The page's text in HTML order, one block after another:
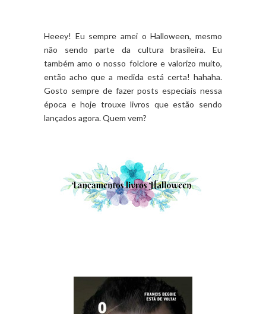
Heeey! Eu sempre amei o Halloween, mesmo
não sendo parte da cultura brasileira. Eu
também amo o nosso folclore e valorizo muito,
então acho que a medida está certa! hahaha.
Gosto sempre de fazer posts especiais nessa
época e hoje trouxe livros que estão sendo
lançados agora. Quem vem?